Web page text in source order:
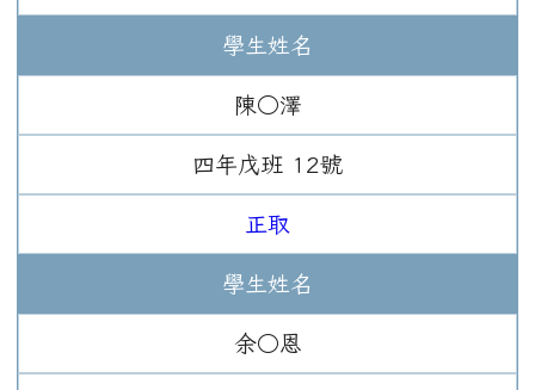
學生姓名
陳○澤
四年 戊班 12號
正取
學生姓名
余○恩